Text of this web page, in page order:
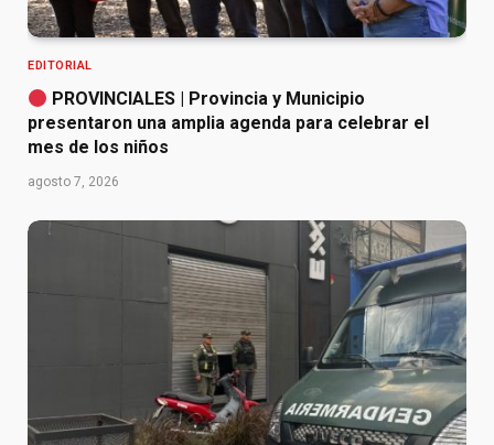
EDITORIAL
PROVINCIALES | Provincia y Municipio
presentaron una amplia agenda para celebrar el
mes de los niños
agosto 7, 2026